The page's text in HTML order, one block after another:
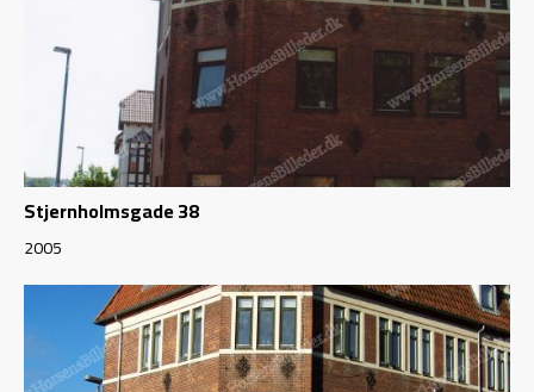
Stjernholmsgade 38
2005